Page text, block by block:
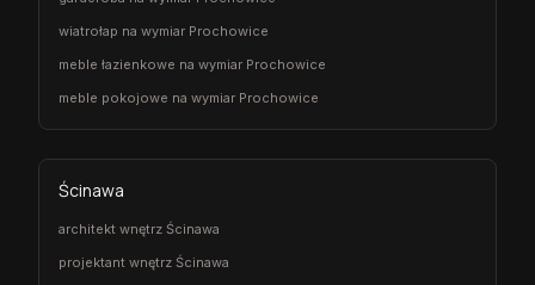
wiatrołap na wymiar Prochowice
meble łazienkowe na wymiar Prochowice
meble pokojowe na wymiar Prochowice
Ścinawa
architekt wnętrz Ścinawa
projektant wnętrz Ścinawa